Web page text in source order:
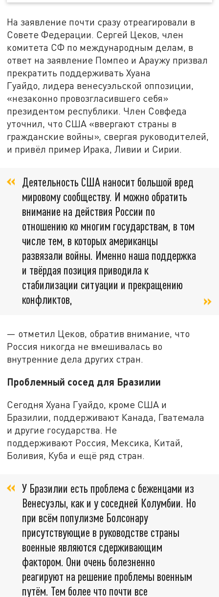
На заявление почти сразу отреагировали в
Совете Федерации. Сергей Цеков, член
комитета СФ по международным делам, в
ответ на заявление Помпео и Араужу призвал
прекратить поддерживать Хуана
Гуайдо, лидера венесуэльской оппозиции,
«незаконно провозгласившего себя»
президентом республики. Член Совфеда
уточнил, что США «ввергают страны в
гражданские войны», свергая руководителей,
и привёл пример Ирака, Ливии и Сирии.
Деятельность США наносит большой вред
мировому сообществу. И можно обратить
внимание на действия России по
отношению ко многим государствам, в том
числе тем, в которых американцы
развязали войны. Именно наша поддержка
и твёрдая позиция приводила к
стабилизации ситуации и прекращению
конфликтов,
— отметил Цеков, обратив внимание, что
Россия никогда не вмешивалась во
внутренние дела других стран.
Проблемный сосед для Бразилии
Сегодня Хуана Гуайдо, кроме США и
Бразилии, поддерживают Канада, Гватемала
и другие государства. Не
поддерживают Россия, Мексика, Китай,
Боливия, Куба и ещё ряд стран.
У Бразилии есть проблема с беженцами из
Венесуэлы, как и у соседней Колумбии. Но
при всём популизме Болсонару
присутствующие в руководстве страны
военные являются сдерживающим
фактором. Они очень болезненно
реагируют на решение проблемы военным
путём. Тем более что почти все